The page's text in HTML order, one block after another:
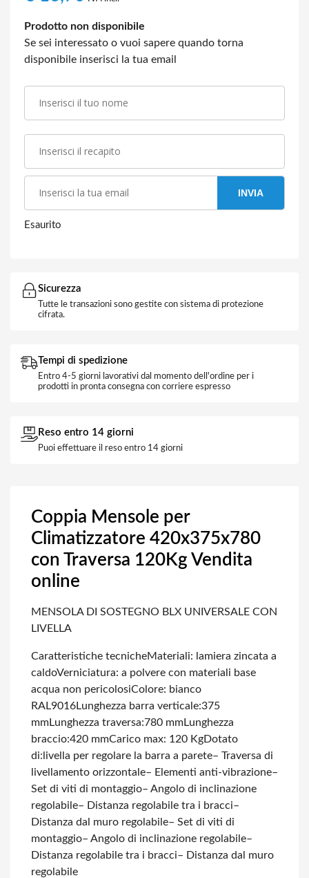
Prodotto non disponibile
Se sei interessato o vuoi sapere quando torna
disponibile inserisci la tua email
INVIA
Esaurito
Sicurezza
Tutte le transazioni sono gestite con sistema di protezione
cifrata.
Tempi di spedizione
Entro 4-5 giorni lavorativi dal momento dell'ordine per i
prodotti in pronta consegna con corriere espresso
Reso entro 14 giorni
Puoi effettuare il reso entro 14 giorni
Coppia Mensole per
Climatizzatore 420x375x780
con Traversa 120Kg Vendita
online
MENSOLA DI SOSTEGNO BLX UNIVERSALE CON
LIVELLA
Caratteristiche tecnicheMateriali: lamiera zincata a
caldoVerniciatura: a polvere con materiali base
acqua non pericolosiColore: bianco
RAL9016Lunghezza barra verticale:375
mmLunghezza traversa:780 mmLunghezza
braccio:420 mmCarico max: 120 KgDotato
di:livella per regolare la barra a parete– Traversa di
livellamento orizzontale– Elementi anti-vibrazione–
Set di viti di montaggio– Angolo di inclinazione
regolabile– Distanza regolabile tra i bracci–
Distanza dal muro regolabile– Set di viti di
montaggio– Angolo di inclinazione regolabile–
Distanza regolabile tra i bracci– Distanza dal muro
regolabile